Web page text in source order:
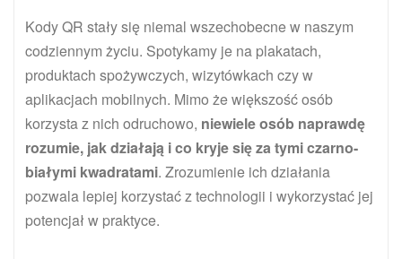
Kody QR stały się niemal wszechobecne w naszym
codziennym życiu. Spotykamy je na plakatach,
produktach spożywczych, wizytówkach czy w
aplikacjach mobilnych. Mimo że większość osób
korzysta z nich odruchowo, niewiele osób naprawdę
rozumie, jak działają i co kryje się za tymi czarno-
białymi kwadratami. Zrozumienie ich działania
pozwala lepiej korzystać z technologii i wykorzystać jej
potencjał w praktyce.